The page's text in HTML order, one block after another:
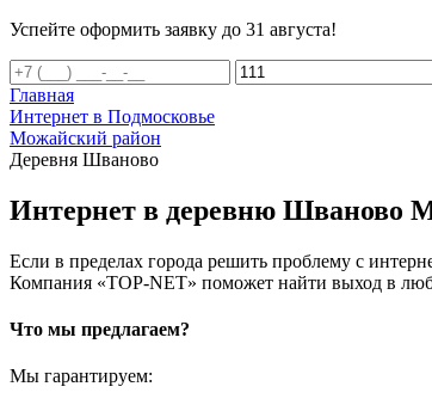
Успейте оформить заявку до 31 августа!
Главная
Интернет в Подмосковье
Можайский район
Деревня Шваново
Интернет в деревню Шваново
Если в пределах города решить проблему с
Компания «TOP-NET» поможет найти выход в
Что мы предлагаем?
Мы гарантируем: